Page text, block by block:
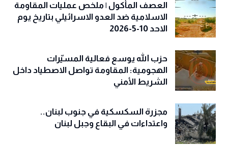
العصف المأكول | ملخص عمليات المقاومة
الاسلامية ضد العدو الاسرائيلي بتاريخ يوم
الاحد 10-5-2026
حزب الله يوسع فعالية المسيّرات
الهجومية: المقاومة تواصل الاصطياد داخل
الشريط الأمني
مجزرة السكسكية في جنوب لبنان..
واعتداءات في البقاع وجبل لبنان